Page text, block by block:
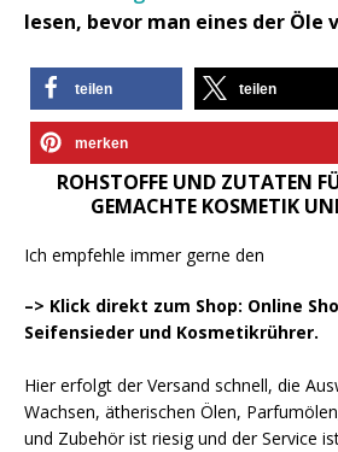
lesen, bevor man eines der Öle
teilen teilen
merken
ROHSTOFFE UND ZUTATEN
GEMACHTE KOSMETIK
Ich empfehle immer gerne den
–> Klick direkt zum Shop: Online
Seifensieder und Kosmetikrührer.
Hier erfolgt der Versand schnell, die
Wachsen, ätherischen Ölen,
und Zubehör ist riesig und der Service